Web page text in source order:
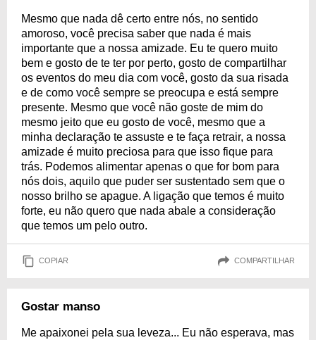
Mesmo que nada dê certo entre nós, no sentido
amoroso, você precisa saber que nada é mais
importante que a nossa amizade. Eu te quero muito
bem e gosto de te ter por perto, gosto de compartilhar
os eventos do meu dia com você, gosto da sua risada
e de como você sempre se preocupa e está sempre
presente. Mesmo que você não goste de mim do
mesmo jeito que eu gosto de você, mesmo que a
minha declaração te assuste e te faça retrair, a nossa
amizade é muito preciosa para que isso fique para
trás. Podemos alimentar apenas o que for bom para
nós dois, aquilo que puder ser sustentado sem que o
nosso brilho se apague. A ligação que temos é muito
forte, eu não quero que nada abale a consideração
que temos um pelo outro.
COPIAR COMPARTILHAR
Gostar manso
Me apaixonei pela sua leveza... Eu não esperava, mas